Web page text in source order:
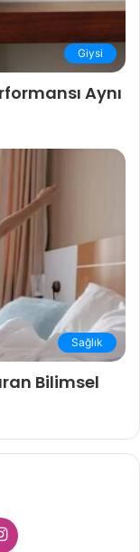
Giysi
Aynı
Sağlık
Bilimsel
Instagram